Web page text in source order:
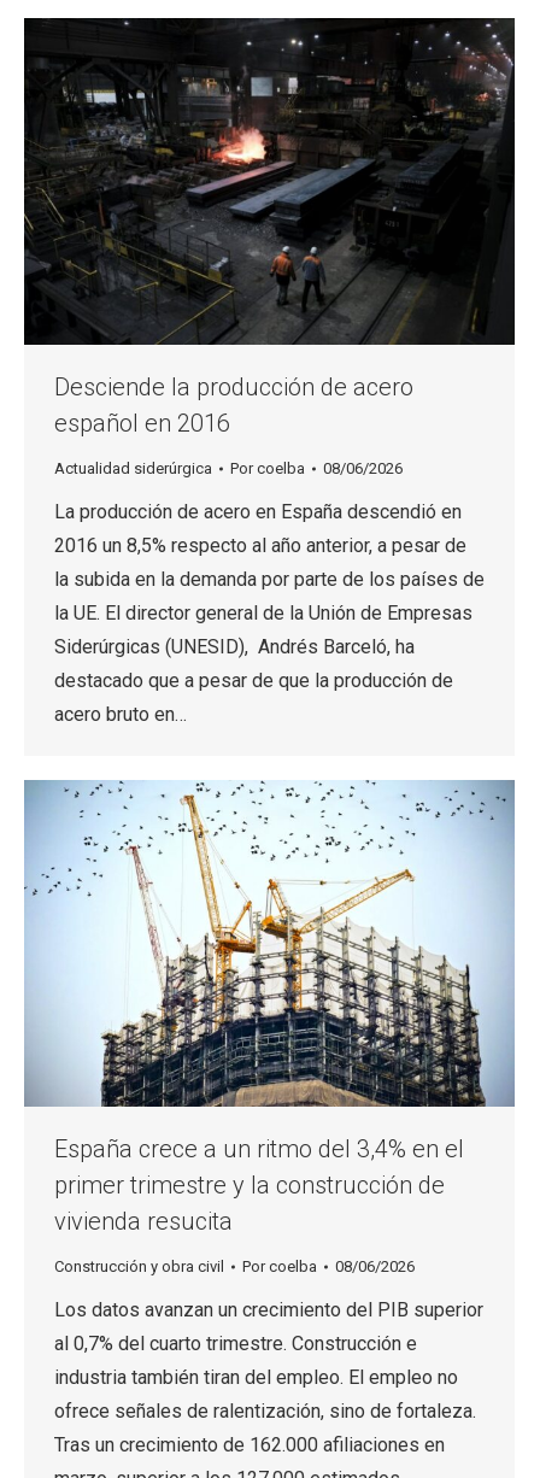
Desciende la producción de acero
español en 2016
Actualidad siderúrgica Porcoelba 08/06/2026
La producción de acero en España descendió en
2016 un 8,5% respecto al año anterior, a pesar de
la subida en la demanda por parte de los países de
la UE. El director general de la Unión de Empresas
Siderúrgicas (UNESID), Andrés Barceló, ha
destacado que a pesar de que la producción de
acero bruto en…
España crece a un ritmo del 3,4% en el
primer trimestre y la construcción de
vivienda resucita
Construcción y obra civil Porcoelba 08/06/2026
Los datos avanzan un crecimiento del PIB superior
al 0,7% del cuarto trimestre. Construcción e
industria también tiran del empleo. El empleo no
ofrece señales de ralentización, sino de fortaleza.
Tras un crecimiento de 162.000 afiliaciones en